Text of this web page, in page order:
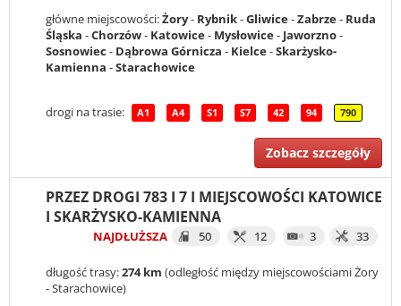
główne miejscowości:Żory- Rybnik-Gliwice-Zabrze- Ruda
Śląska -Chorzów- Katowice- Mysłowice- Jaworzno-
Sosnowiec - Dąbrowa Górnicza - Kielce-Skarżysko-
Kamienna -Starachowice
drogi na trasie: A1 A4 S1 S7 42 94 790
Zobacz szczegóły
PRZEZ DROGI 783 I 7 I MIEJSCOWOŚCI KATOWICE
I SKARŻYSKO-KAMIENNA
NAJDŁUŻSZA 50 12 3 33
długość trasy:274 km (odległość między miejscowościami Żory
- Starachowice)